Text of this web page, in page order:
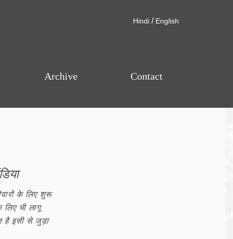
Hindi / English
Archive Contact
के लिए शुरू
लिए भी लागू
है इसी से जुड़ा